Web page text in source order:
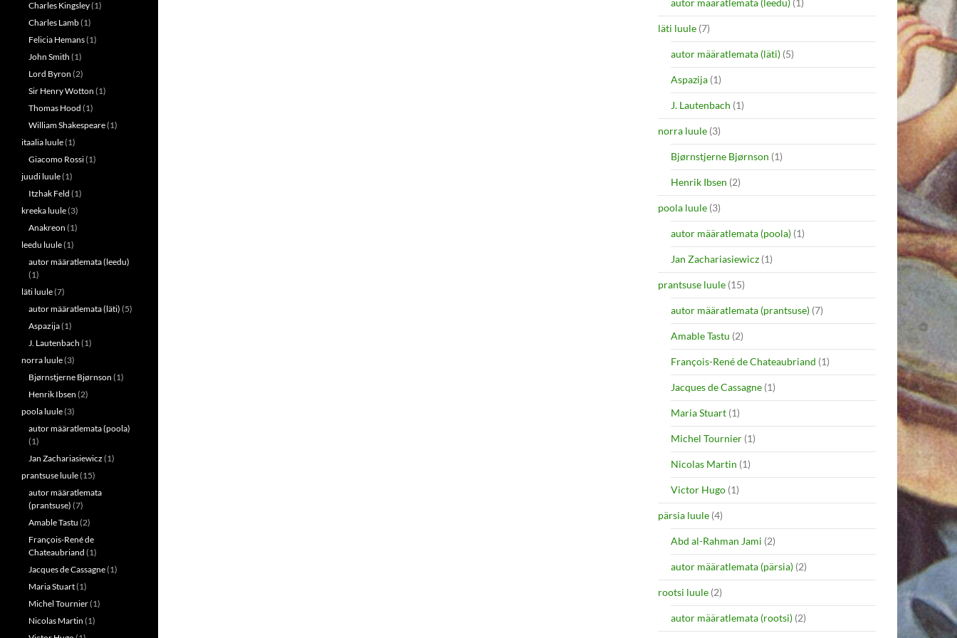
autor määratlemata (leedu) (1)
läti luule (7)
autor määratlemata (läti) (5)
Aspazija (1)
J. Lautenbach (1)
norra luule (3)
Bjørnstjerne Bjørnson (1)
Henrik Ibsen (2)
poola luule (3)
autor määratlemata (poola) (1)
Jan Zachariasiewicz (1)
prantsuse luule (15)
autor määratlemata (prantsuse) (7)
Amable Tastu (2)
François-René de Chateaubriand (1)
Jacques de Cassagne (1)
Maria Stuart (1)
Michel Tournier (1)
Nicolas Martin (1)
Victor Hugo (1)
pärsia luule (4)
Abd al-Rahman Jami (2)
autor määratlemata (pärsia) (2)
rootsi luule (2)
autor määratlemata (rootsi) (2)
Charles Kingsley(1)
Charles Lamb(1)
Felicia Hemans(1)
John Smith (1)
Lord Byron (2)
Sir Henry Wotton (1)
Thomas Hood (1)
William Shakespeare(1)
itaalia luule(1)
Giacomo Rossi(1)
juudi luule(1)
Itzhak Feld (1)
kreeka luule(3)
Anakreon (1)
leedu luule(1)
autor määratlemata (leedu)
(1)
läti luule(7)
autor määratlemata (läti) (5)
Aspazija(1)
J. Lautenbach (1)
norra luule(3)
Bjørnstjerne Bjørnson (1)
Henrik Ibsen (2)
poola luule(3)
autor määratlemata (poola)
(1)
Jan Zachariasiewicz (1)
prantsuse luule(15)
autor määratlemata
(prantsuse) (7)
Amable Tastu (2)
François-René de
Chateaubriand (1)
Jacques de Cassagne(1)
Maria Stuart(1)
Michel Tournier(1)
Nicolas Martin (1)